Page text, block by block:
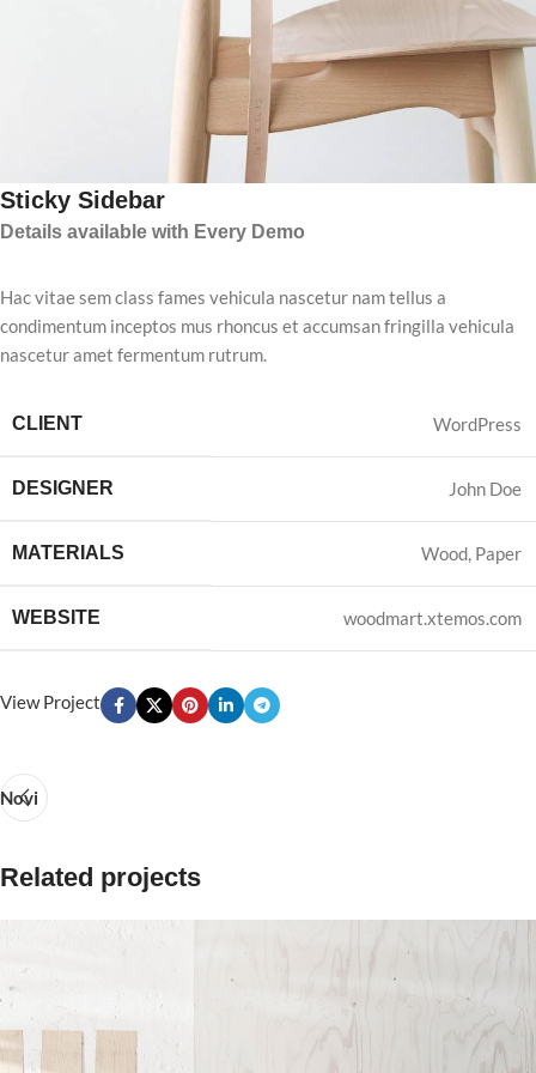
Sticky Sidebar
Details available with Every Demo
Hac vitae sem class fames vehicula nascetur nam tellus a
condimentum inceptos mus rhoncus et accumsan fringilla vehicula
nascetur amet fermentum rutrum.
CLIENT WordPress
DESIGNER John Doe
MATERIALS Wood, Paper
WEBSITE woodmart.xtemos.com
View Project
Novi
Related projects